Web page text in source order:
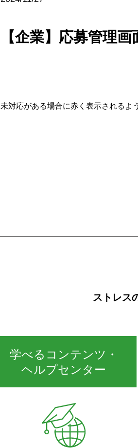
【企業】応募管理
未対応がある場合に赤く表示されるよ
ストレス
学べるコンテンツ・
ヘルプセンター